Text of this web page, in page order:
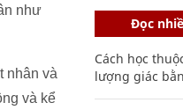
như
nhân và
và kể
Đọc
Cách học
lượng giác